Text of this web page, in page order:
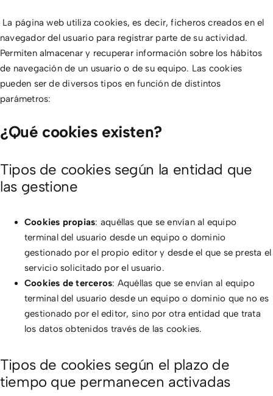
La página web utiliza cookies, es decir, ficheros creados en el
navegador del usuario para registrar parte de su actividad.
Permiten almacenar y recuperar información sobre los hábitos
de navegación de un usuario o de su equipo. Las cookies
pueden ser de diversos tipos en función de distintos
parámetros:
¿Qué cookies existen?
Tipos de cookies según la entidad que
las gestione
Cookies propias: aquéllas que se envían al equipo
terminal del usuario desde un equipo o dominio
gestionado por el propio editor y desde el que se presta el
servicio solicitado por el usuario.
Cookies de terceros: Aquéllas que se envían al equipo
terminal del usuario desde un equipo o dominio que no es
gestionado por el editor, sino por otra entidad que trata
los datos obtenidos través de las cookies.
Tipos de cookies según el plazo de
tiempo que permanecen activadas